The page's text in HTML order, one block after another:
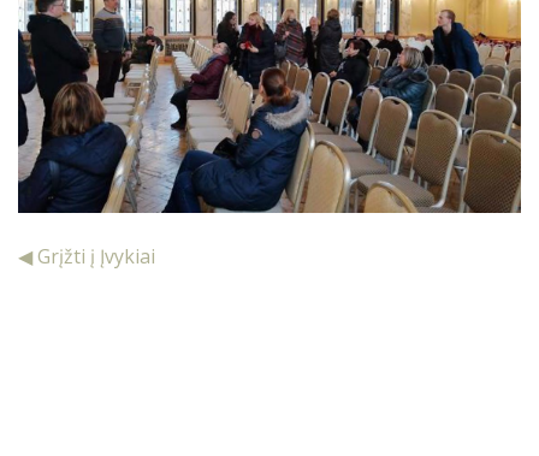
◀ Grįžti į Įvykiai